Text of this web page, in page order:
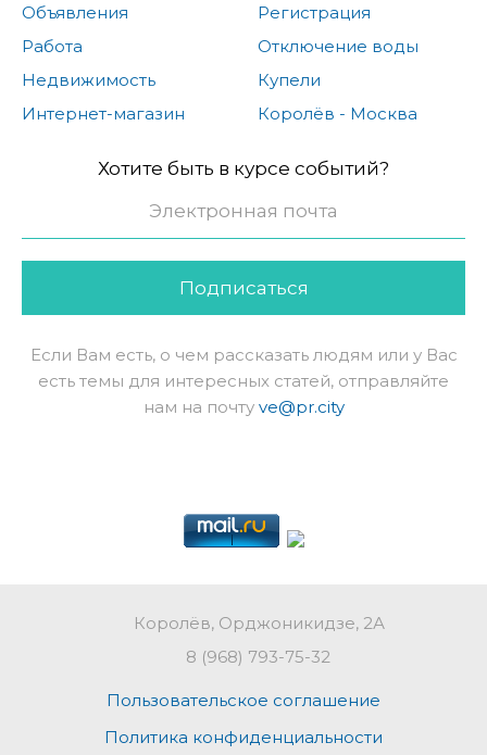
Объявления
Работа
Недвижимость
Интернет-магазин
Регистрация
Отключение воды
Купели
Королёв - Москва
Хотите быть в курсе событий?
Подписаться
Если Вам есть, о чем рассказать людям или у Вас
есть темы для интересных статей, отправляйте
нам на почту ve@pr.city
Королёв, Орджоникидзе, 2А
8 (968) 793-75-32
Пользовательское соглашение
Политика конфиденциальности